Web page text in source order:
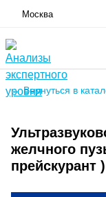
Москва
← Вернуться в
желчного
прейскурант )